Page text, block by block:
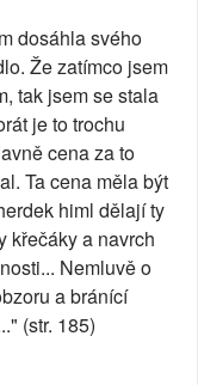
dosáhla svého
Že zatímco jsem
tak jsem se stala
je to trochu
cena za to
Ta cena měla být
himl dělají ty
křečáky a navrch
Nemluvě o
a bránící
(str. 185)